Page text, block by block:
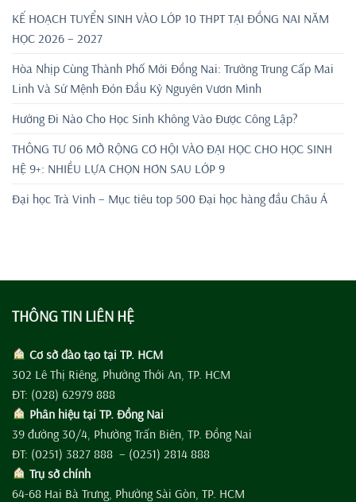
KẾ HOẠCH TUYỂN SINH VÀO LỚP 10 THPT TẠI ĐỒNG NAI NĂM
HỌC 2026 – 2027
Hòa Nhịp Cùng Thành Phố Mới Đồng Nai: Trường Trung Cấp Mai
Linh Và Sứ Mệnh Đón Đầu Kỷ Nguyên Vươn Mình
Hướng Đi Nào Cho Học Sinh Không Vào Được Công Lập?
THÔNG TƯ 06 MỞ RỘNG CƠ HỘI VÀO ĐẠI HỌC CHO HỌC SINH
HỆ 9+: NHIỀU LỰA CHỌN HƠN SAU LỚP 9
Đại học Trà Vinh – Mục tiêu top 500 Đại học hàng đầu Châu Á
THÔNG TIN LIÊN HỆ
Cơ sở đào tạo tại TP. HCM
302 Lê Thị Riêng, Phường Thới An, TP. HCM
ĐT: (028) 62979 888
Phân hiệu tại TP. Đồng Nai
39 đường 30/4, Phường Trấn Biên, TP. Đồng Nai
ĐT: (0251) 3827 888 – (0251) 2814 888
Trụ sở chính
64-68 Hai Bà Trưng, Phường Sài Gòn, TP. HCM